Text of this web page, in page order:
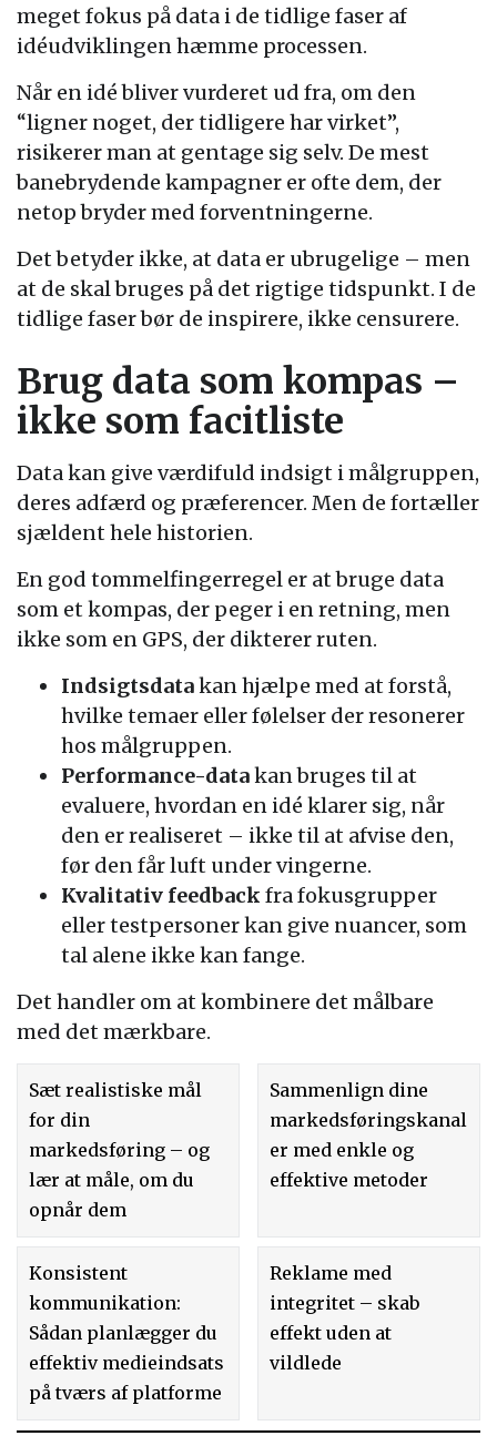
meget fokus på data i de tidlige faser af
idéudviklingen hæmme processen.
Når en idé bliver vurderet ud fra, om den
“ligner noget, der tidligere har virket”,
risikerer man at gentage sig selv. De mest
banebrydende kampagner er ofte dem, der
netop bryder med forventningerne.
Det betyder ikke, at data er ubrugelige – men
at de skal bruges på det rigtige tidspunkt. I de
tidlige faser bør de inspirere, ikke censurere.
Brug data som kompas –
ikke som facitliste
Data kan give værdifuld indsigt i målgruppen,
deres adfærd og præferencer. Men de fortæller
sjældent hele historien.
En god tommelfingerregel er at bruge data
som et kompas, der peger i en retning, men
ikke som en GPS, der dikterer ruten.
Indsigtsdatakan hjælpe med at forstå,
hvilke temaer eller følelser der resonerer
hos målgruppen.
Performance-datakan bruges til at
evaluere, hvordan en idé klarer sig, når
den er realiseret – ikke til at afvise den,
før den får luft under vingerne.
Kvalitativ feedback fra fokusgrupper
eller testpersoner kan give nuancer, som
tal alene ikke kan fange.
Det handler om at kombinere det målbare
med det mærkbare.
Sæt realistiske mål
for din
markedsføring – og
lær at måle, om du
opnår dem
Sammenlign dine
markedsføringskanal
er med enkle og
effektive metoder
Konsistent
kommunikation:
Sådan planlægger du
effektiv medieindsats
på tværs af platforme
Reklame med
integritet – skab
effekt uden at
vildlede